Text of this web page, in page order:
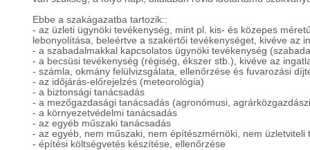
Ebbe a szakágazatba tartozik::
- az üzleti ügynöki tevékenység, mint pl. kis- és közepes
lebonyolítása, beleértve a szakértői tevékenységet, kivéve az
- a szabadalmakkal kapcsolatos ügynöki tevékenység
- a becsüsi tevékenység (régiség, ékszer stb.), kivéve az
- számla, okmány felülvizsgálata, ellenőrzése és fuvarozási
- az időjárás-előrejelzés (meteorológia)
- a biztonsági tanácsadás
- a mezőgazdasági tanácsadás (agronómusi,
- a környezetvédelmi tanácsadás
- az egyéb műszaki tanácsadás
- az egyéb, nem műszaki, nem építészmérnöki, nem üzletviteli
- építési költségvetés készítése, ellenőrzése